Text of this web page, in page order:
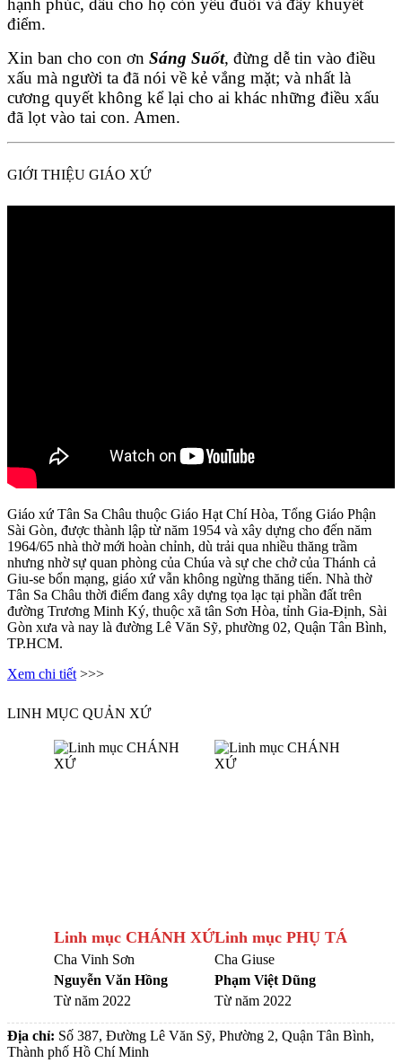
hạnh phúc, dầu cho họ còn yếu đuối và đầy khuyết
điểm.
Xin ban cho con ơn Sáng Suốt, đừng dễ tin vào điều
xấu mà người ta đã nói về kẻ vắng mặt; và nhất là
cương quyết không kể lại cho ai khác những điều xấu
đã lọt vào tai con. Amen.
GIỚI THIỆU GIÁO XỨ
Giáo xứ Tân Sa Châu thuộc Giáo Hạt Chí Hòa, Tổng Giáo Phận
Sài Gòn, được thành lập từ năm 1954 và xây dựng cho đến năm
1964/65 nhà thờ mới hoàn chỉnh, dù trải qua nhiều thăng trầm
nhưng nhờ sự quan phòng của Chúa và sự che chở của Thánh cả
Giu-se bổn mạng, giáo xứ vẫn không ngừng thăng tiến. Nhà thờ
Tân Sa Châu thời điểm đang xây dựng tọa lạc tại phần đất trên
đường Trương Minh Ký, thuộc xã tân Sơn Hòa, tỉnh Gia-Định, Sài
Gòn xưa và nay là đường Lê Văn Sỹ, phường 02, Quận Tân Bình,
TP.HCM.
Xem chi tiết >>>
LINH MỤC QUẢN XỨ
Linh mục CHÁNH XỨ
Cha Vinh Sơn
Nguyễn Văn Hồng
Từ năm 2022
Linh mục PHỤ TÁ
Cha Giuse
Phạm Việt Dũng
Từ năm 2022
Địa chỉ: Số 387, Đường Lê Văn Sỹ, Phường 2, Quận Tân Bình,
Thành phố Hồ Chí Minh